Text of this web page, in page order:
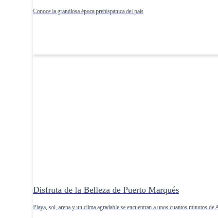
Conoce la grandiosa época prehispánica del país
Disfruta de la Belleza de Puerto Marqués
Playa, sol, arena y un clima agradable se encuentran a unos cuantos minutos de